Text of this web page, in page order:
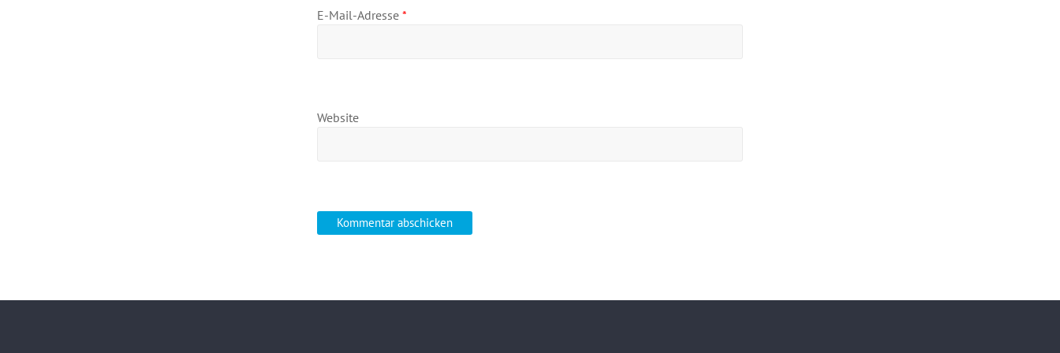
E-Mail-Adresse *
Website